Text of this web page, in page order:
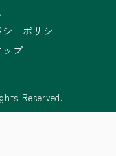
ーポリシー
プ
Reserved.